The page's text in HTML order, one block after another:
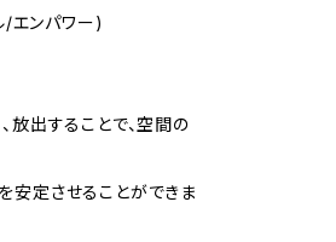
/エンパワー)
放出することで、空間の
安定させることができま